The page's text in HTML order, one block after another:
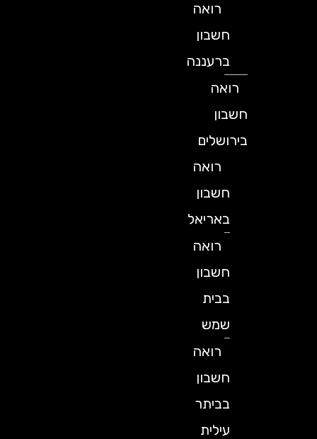
רואה
חשבון
ברעננה
רואה
חשבון
בירושלים
רואה
חשבון
באריאל
רואה
חשבון
בבית
שמש
רואה
חשבון
בביתר
עילית